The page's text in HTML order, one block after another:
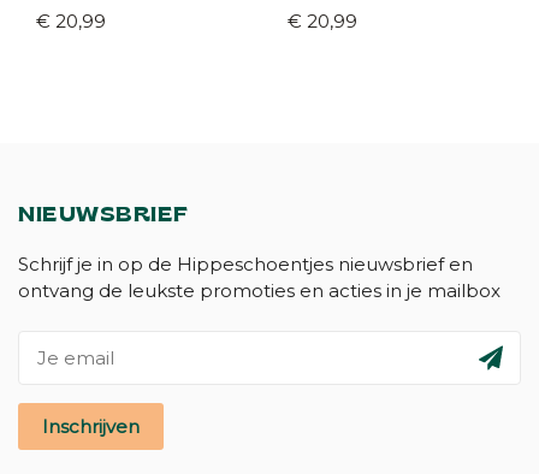
€ 20,99
grey (36 - 41)
€ 20,99
NIEUWSBRIEF
Schrijf je in op de Hippeschoentjes nieuwsbrief en
ontvang de leukste promoties en acties in je mailbox
Inschrijven